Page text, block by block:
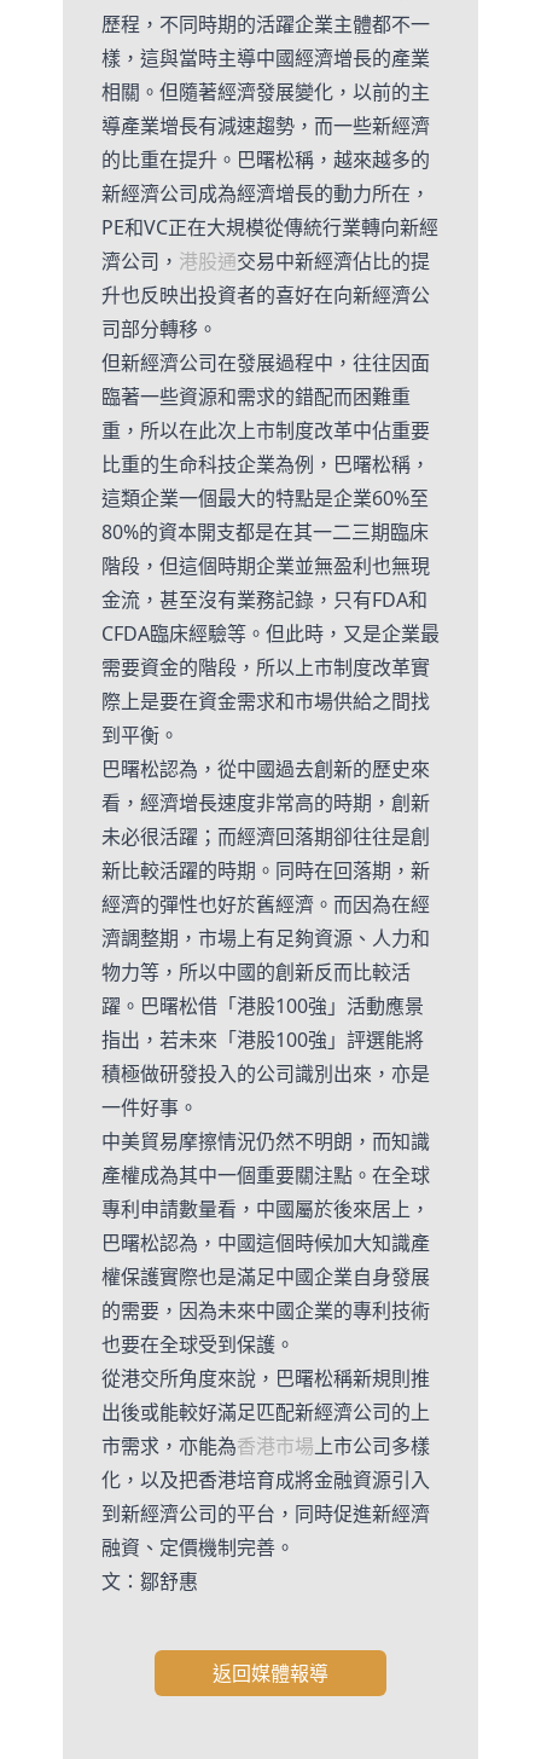
歷程，不同時期的活躍企業主體都不一
樣，這與當時主導中國經濟增長的產業
相關。但隨著經濟發展變化，以前的主
導產業增長有減速趨勢，而一些新經濟
的比重在提升。巴曙松稱，越來越多的
新經濟公司成為經濟增長的動力所在，
PE和VC正在大規模從傳統行業轉向新經
濟公司， 港股通交易中新經濟佔比的提
升也反映出投資者的喜好在向新經濟公
司部分轉移。
但新經濟公司在發展過程中，往往因面
臨著一些資源和需求的錯配而困難重
重，所以在此次上市制度改革中佔重要
比重的生命科技企業為例，巴曙松稱，
這類企業一個最大的特點是企業60%至
80%的資本開支都是在其一二三期臨床
階段，但這個時期企業並無盈利也無現
金流，甚至沒有業務記錄，只有FDA和
CFDA臨床經驗等。但此時，又是企業最
需要資金的階段，所以上市制度改革實
際上是要在資金需求和市場供給之間找
到平衡。
巴曙松認為，從中國過去創新的歷史來
看，經濟增長速度非常高的時期，創新
未必很活躍；而經濟回落期卻往往是創
新比較活躍的時期。同時在回落期，新
經濟的彈性也好於舊經濟。而因為在經
濟調整期，市場上有足夠資源、人力和
物力等，所以中國的創新反而比較活
躍。巴曙松借「港股100強」活動應景
指出，若未來「港股100強」評選能將
積極做研發投入的公司識別出來，亦是
一件好事。
中美貿易摩擦情況仍然不明朗，而知識
產權成為其中一個重要關注點。在全球
專利申請數量看，中國屬於後來居上，
巴曙松認為，中國這個時候加大知識產
權保護實際也是滿足中國企業自身發展
的需要，因為未來中國企業的專利技術
也要在全球受到保護。
從港交所角度來說，巴曙松稱新規則推
出後或能較好滿足匹配新經濟公司的上
市需求，亦能為香港市場上市公司多樣
化，以及把香港培育成將金融資源引入
到新經濟公司的平台，同時促進新經濟
融資、定價機制完善。
文：鄒舒惠
返回媒體報導